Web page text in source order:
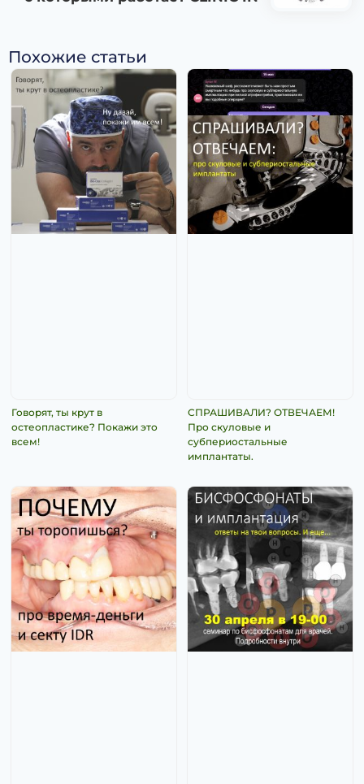
Похожие статьи
Говорят, ты крут в
остеопластике? Покажи это
всем!
СПРАШИВАЛИ? ОТВЕЧАЕМ!
Про скуловые и
субпериостальные
имплантаты.